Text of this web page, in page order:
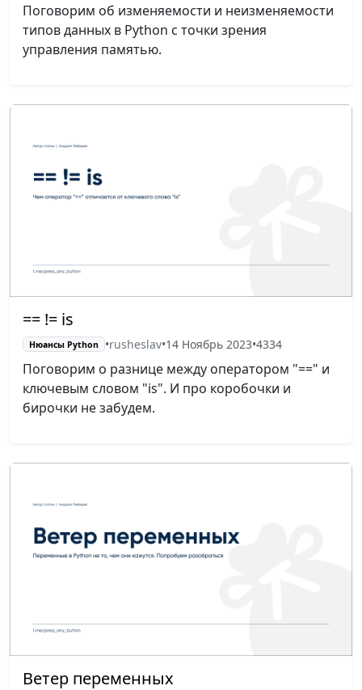
Поговорим об изменяемости и неизменяемости
типов данных в Python с точки зрения
управления памятью.
== != is
Нюансы Python •rusheslav•14 Ноябрь 2023•4334
Поговорим о разнице между оператором "==" и
ключевым словом "is". И про коробочки и
бирочки не забудем.
Ветер переменных